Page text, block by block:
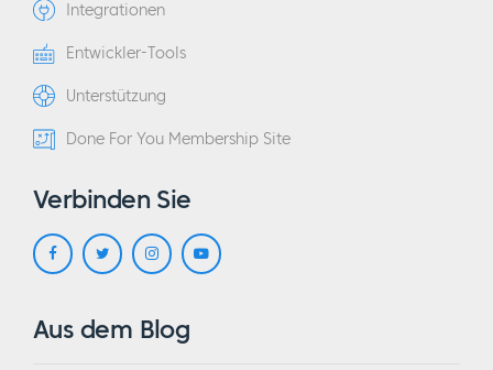
Integrationen
Entwickler-Tools
Unterstützung
Done For You Membership Site
Verbinden Sie
Aus dem Blog